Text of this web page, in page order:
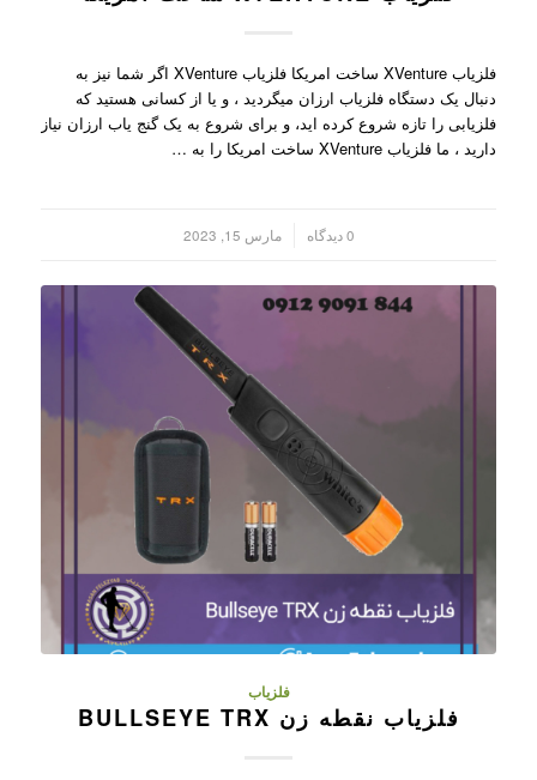
فلزیاب XVenture ساخت امریکا فلزیاب XVenture اگر شما نیز به
دنبال یک دستگاه فلزیاب ارزان میگردید ، و یا از کسانی هستید که
فلزیابی را تازه شروع کرده اید، و برای شروع به یک گنج یاب ارزان نیاز
دارید ، ما فلزیاب XVenture ساخت امریکا را به …
0 دیدگاه مارس 15, 2023
فلزیاب
فلزیاب نقطه زن BULLSEYE TRX